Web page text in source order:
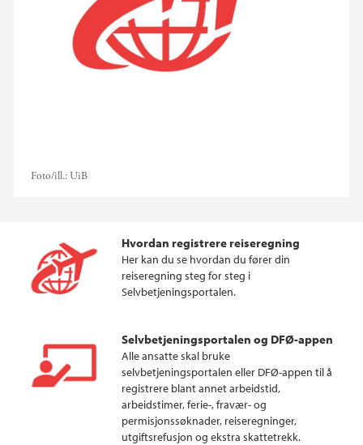
Foto/ill.:UiB
Hvordan registrere reiseregning
Her kan du se hvordan du fører din
reiseregning steg for steg i
Selvbetjeningsportalen.
Selvbetjeningsportalen og DFØ-appen
Alle ansatte skal bruke
selvbetjeningsportalen eller DFØ-appen til å
registrere blant annet arbeidstid,
arbeidstimer, ferie-, fravær- og
permisjonssøknader, reiseregninger,
utgiftsrefusjon og ekstra skattetrekk.